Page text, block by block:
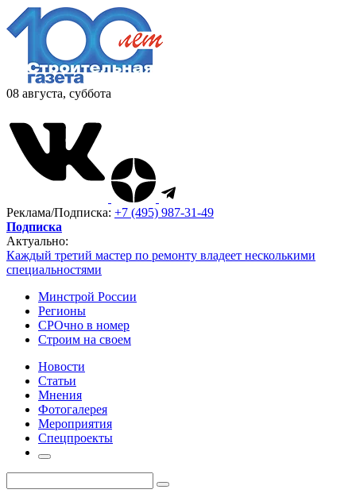
08 августа, суббота
Реклама/Подписка: +7 (495) 987-31-49
Подписка
Актуально:
Каждый третий мастер по ремонту владеет несколькими
специальностями
Минстрой России
Регионы
СРОчно в номер
Строим на своем
Новости
Статьи
Мнения
Фотогалерея
Мероприятия
Спецпроекты